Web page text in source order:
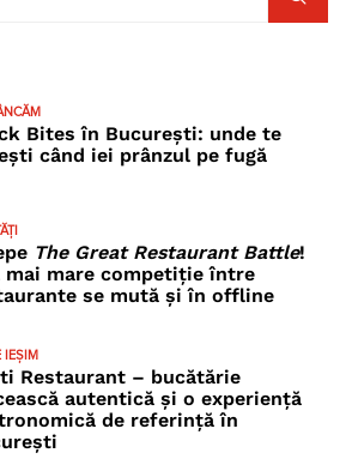
Bites în București: unde te
când iei prânzul pe fugă
The Great Restaurant Battle!
mai mare competiție între
se mută și în offline
IEȘIM
Restaurant – bucătărie
autentică și o experiență
de referință în